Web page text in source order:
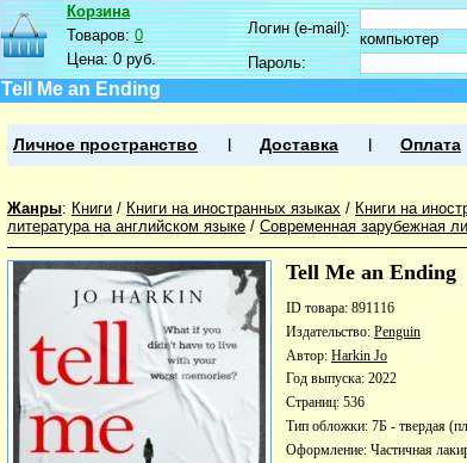
Корзина
Товаров:0
Цена:0 руб.
Логин (e-mail):
компьютер
Пароль:
Tell Me an Ending
Личное пространство Доставка Оплата
Жанры: Книги / Книги на иностранных языках / Книги на
литература на английском языке / Современная зарубежная
Tell Me an Ending
ID товара: 891116
Издательство: Penguin
Автор: Harkin Jo
Год выпуска: 2022
Страниц: 536
Тип обложки: 7Б - твердая
Оформление: Частичная